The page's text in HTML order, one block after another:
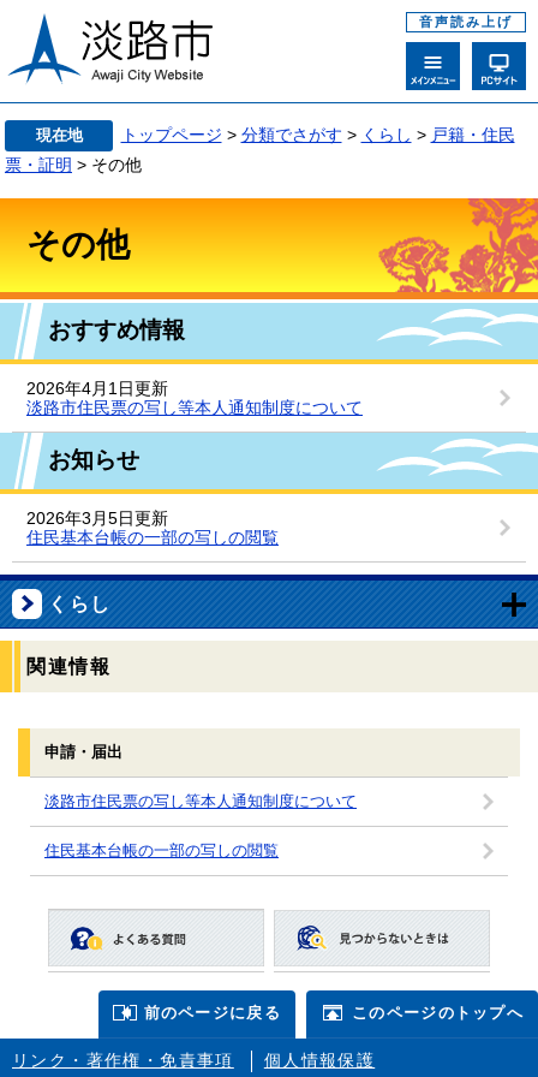
音声読み上げ
現在地 トップページ > 分類でさがす > くらし > 戸籍・住民
票・証明 > その他
その他
おすすめ情報
2026年4月1日更新
淡路市住民票の写し等本人通知制度について
お知らせ
2026年3月5日更新
住民基本台帳の一部の写しの閲覧
くらし
関連情報
申請・届出
淡路市住民票の写し等本人通知制度について
住民基本台帳の一部の写しの閲覧
前のページに戻る このページのトップへ
リンク・著作権・免責事項 個人情報保護